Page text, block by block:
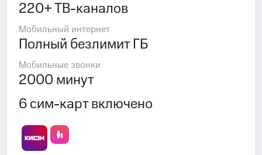
220+ ТВ-каналов
Мобильный интернет
Полный безлимит ГБ
Мобильные звонки
2000 минут
6 сим-карт включено